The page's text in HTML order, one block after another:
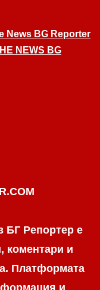
News BG Reporter
NEWS BG
БГ Репортер е
коментари и
Платформата
и